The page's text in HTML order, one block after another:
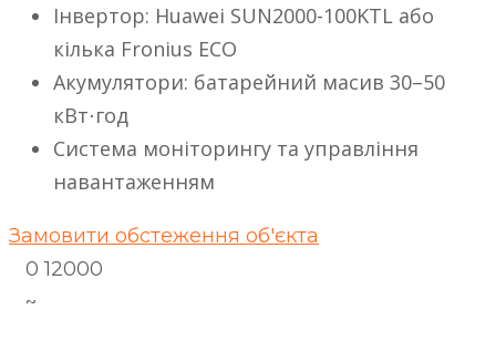
Інвертор: Huawei SUN2000-100KTL або
кілька Fronius ECO
Акумулятори: батарейний масив 30–50
кВт⋅год
Система моніторингу та управління
навантаженням
Замовити обстеження об'єкта
0 12000
~